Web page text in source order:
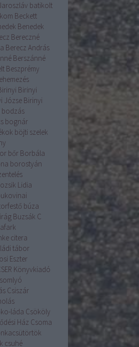
batikolt
Beckett
Benedek
Bereczné
Berecz András
Berszánné
Beszprémy
Birinyi
Józse Birinyi
bodzás
bognár
böjti szelek
bőr Borbála
borostyán
Lidia
búza
Buzsák C
citera
tábor
Eszter
Könyvkiadó
Csiszár
láda Csököly
Ház Csoma
csuhé